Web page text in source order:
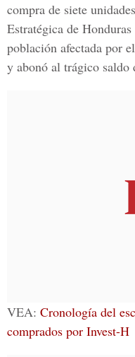
compra de siete
Estratégica de Honduras
población afectada por
y abonó al trágico
VEA: Cronología del
comprados por Invest-H